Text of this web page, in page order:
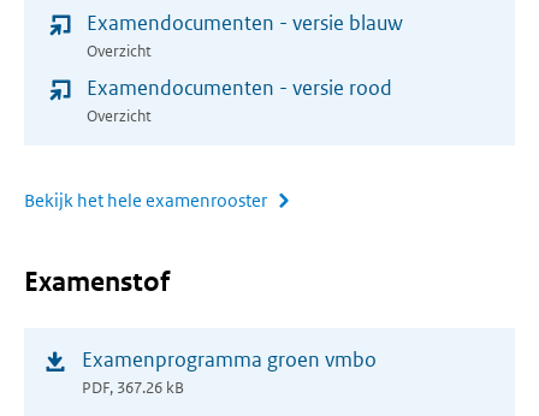
nieuw
venster)
Examendocumenten - versie blauw
Overzicht
Examendocumenten - versie rood
Overzicht
Bekijk het hele examenrooster
Examenstof
Examenprogramma groen vmbo
PDF, 367.26 kB